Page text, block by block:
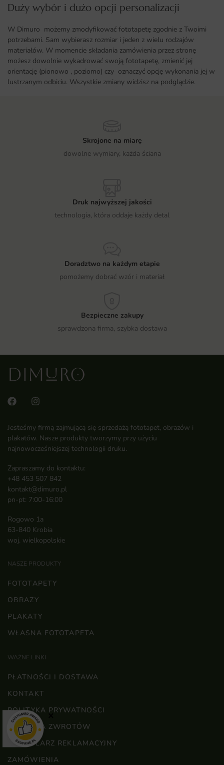
Duży wybór i dużo opcji personalizacji ​
W Dimuro możemy zmodyfikować fototapetę zgodnie z Twoimi
potrzebami. Sam wybierasz rozmiar i jeden z wielu rodzajów
materiałów. W momencie składania zamówienia przez stronę
możesz dowolnie wykadrować swoją fototapetę, zmienić jej
orientację (pionowo , poziomo) czy oznaczyć opcję wykonania jej w
lustrzanym odbiciu. Wszystkie zmiany widzisz na podglądzie.
Skrojone na miarę
dowolne wymiary, każda ściana
Druk najwyższej jakości
technologia, która oddaje każdy detal
Doradztwo na każdym etapie
pomożemy dobrać wzór i materiał
Bezpieczne zakupy
sprawdzona firma, szybka dostawa
Jesteśmy firmą zajmującą się sprzedażą fototapet, obrazów i
plakatów. Nasze produkty tworzymy przy użyciu
najnowocześniejszej technologii druku.
Zapraszamy do kontaktu:
+48 453 507 842
kontakt@dimuro.pl
pn-pt: 7:00-16:00
Rogowo 1a
63-840 Krobia
woj. wielkopolskie
NASZE PRODUKTY
FOTOTAPETY
OBRAZY
PLAKATY
WŁASNA FOTOTAPETA
WAŻNE LINKI
PŁATNOŚCI I DOSTAWA
KONTAKT
POLITYKA PRYWATNOŚCI
POLITYKA ZWROTÓW
FORMULARZ REKLAMACYJNY
ZAMÓWIENIA
×